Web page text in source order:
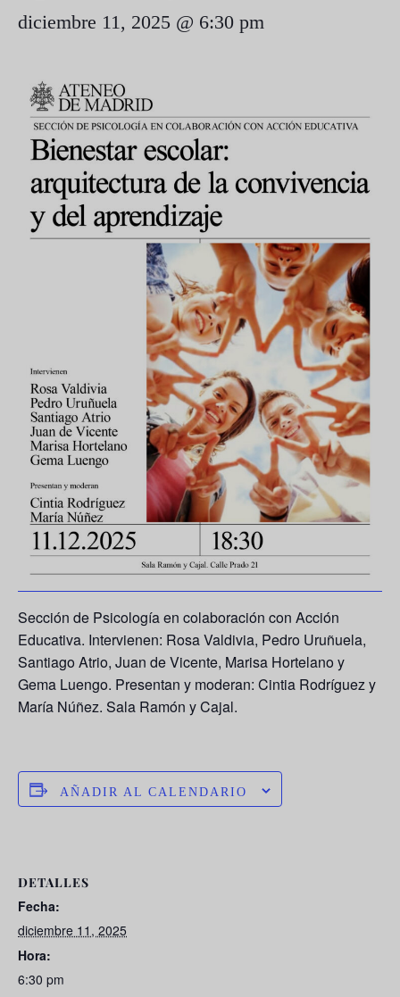
diciembre 11, 2025 @ 6:30 pm
Sección de Psicología en colaboración con Acción
Educativa. Intervienen: Rosa Valdivia, Pedro Uruñuela,
Santiago Atrio, Juan de Vicente, Marisa Hortelano y
Gema Luengo. Presentan y moderan: Cintia Rodríguez y
María Núñez. Sala Ramón y Cajal.
AÑADIR AL CALENDARIO
DETALLES
Fecha:
diciembre 11, 2025
Hora:
6:30 pm